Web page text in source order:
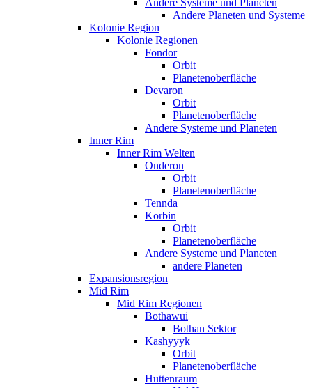
Andere Planeten und Systeme
Kolonie Region
Kolonie Regionen
Fondor
Orbit
Planetenoberfläche
Devaron
Orbit
Planetenoberfläche
Andere Systeme und Planeten
Inner Rim
Inner Rim Welten
Onderon
Orbit
Planetenoberfläche
Tennda
Korbin
Orbit
Planetenoberfläche
Andere Systeme und Planeten
andere Planeten
Expansionsregion
Mid Rim
Mid Rim Regionen
Bothawui
Bothan Sektor
Kashyyyk
Orbit
Planetenoberfläche
Huttenraum